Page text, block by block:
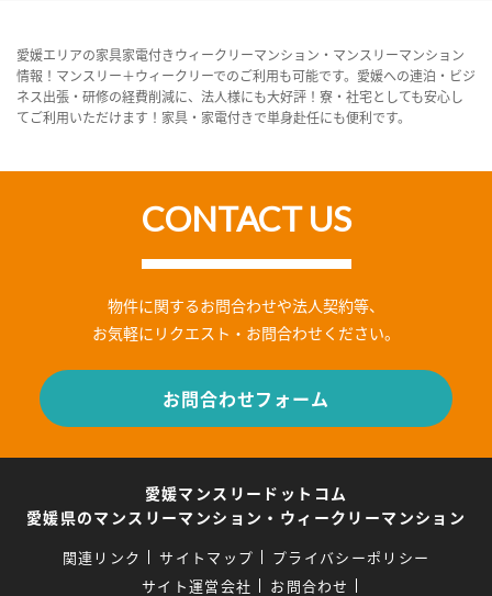
愛媛エリアの家具家電付きウィークリーマンション・マンスリーマンション
情報！マンスリー＋ウィークリーでのご利用も可能です。愛媛への連泊・ビジ
ネス出張・研修の経費削減に、法人様にも大好評！寮・社宅としても安心し
てご利用いただけます！家具・家電付きで単身赴任にも便利です。
CONTACT US
物件に関するお問合わせや法人契約等、
お気軽にリクエスト・お問合わせください。
お問合わせフォーム
愛媛マンスリードットコム
愛媛県のマンスリーマンション・ウィークリーマンション
関連リンク サイトマップ
プライバシーポリシー
サイト運営会社
お問合わせ